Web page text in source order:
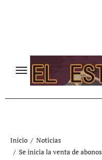
Inicio
Noticias
Se inicia la venta de